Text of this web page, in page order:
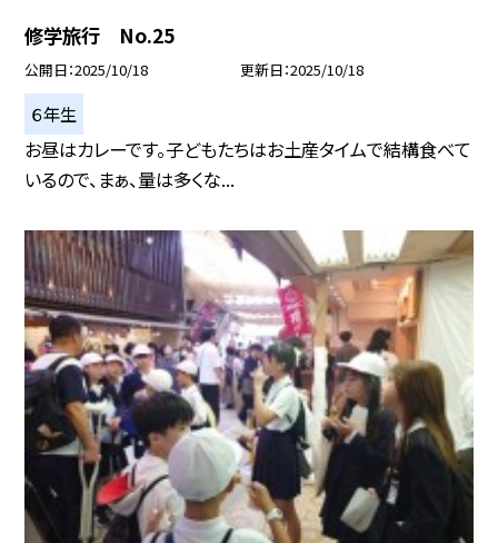
修学旅行 No.25
公開日 2025/10/18 更新日 2025/10/18
６年生
お昼はカレーです。子どもたちはお土産タイムで結構食べて
いるので、まぁ、量は多くな...